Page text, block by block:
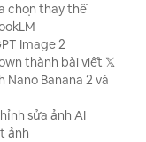
chọn thay thế
Image 2
thành bài viết 𝕏
Nano Banana 2 và
sửa ảnh AI
ảnh